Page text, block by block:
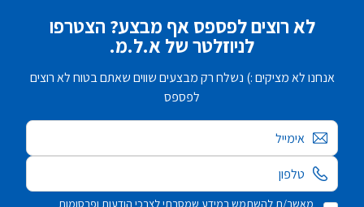
לא רוצים לפספס אף מבצע? הצטרפו
לניוזלטר של א.ל.מ.
אנחנו לא מציקים :) נשלח רק מבצעים שווים שאתם בטוח לא רוצים
לפספס
אימייל
מאשר/ת להשתמש במידע שמסרתי לצרכי הודעות ופרסומות